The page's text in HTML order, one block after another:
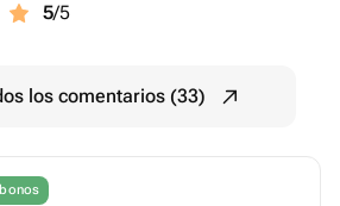
5/5
los comentarios (33)